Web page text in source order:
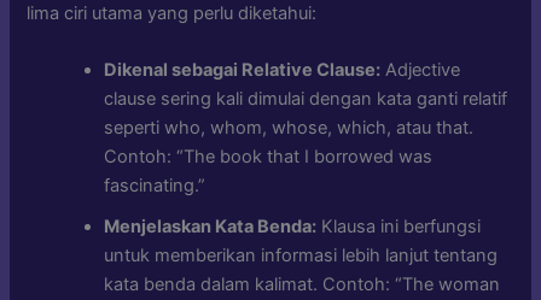
lima ciri utama yang perlu diketahui:
Dikenal sebagai Relative Clause: Adjective
clause sering kali dimulai dengan kata ganti relatif
seperti who, whom, whose, which, atau that.
Contoh: “The book that I borrowed was
fascinating.”
Menjelaskan Kata Benda: Klausa ini berfungsi
untuk memberikan informasi lebih lanjut tentang
kata benda dalam kalimat. Contoh: “The woman